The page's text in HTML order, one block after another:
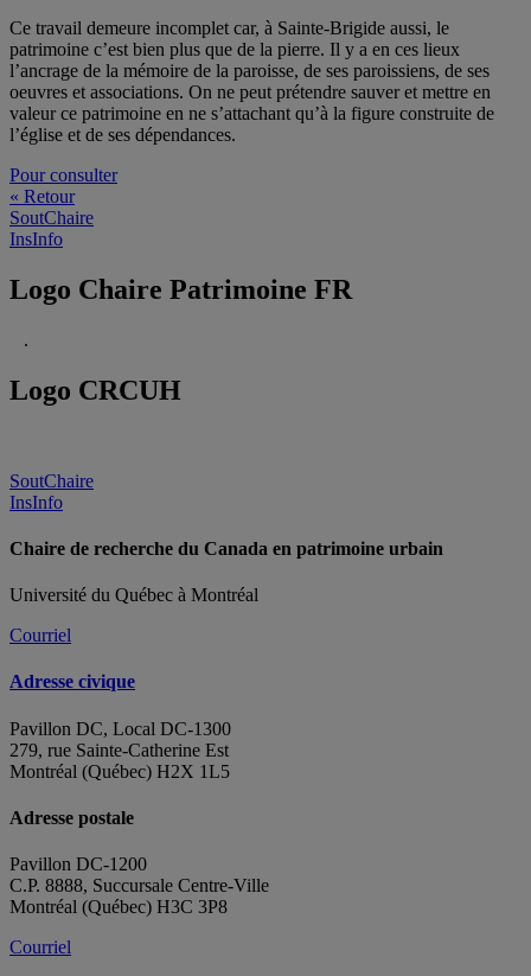
Ce travail demeure incomplet car, à Sainte-Brigide aussi, le
patrimoine c’est bien plus que de la pierre. Il y a en ces lieux
l’ancrage de la mémoire de la paroisse, de ses paroissiens, de ses
oeuvres et associations. On ne peut prétendre sauver et mettre en
valeur ce patrimoine en ne s’attachant qu’à la figure construite de
l’église et de ses dépendances.
Pour consulter
« Retour
SoutChaire
InsInfo
Logo Chaire Patrimoine FR
.
Logo CRCUH
SoutChaire
InsInfo
Chaire de recherche du Canada en patrimoine urbain
Université du Québec à Montréal
Courriel
Adresse civique
Pavillon DC, Local DC-1300
279, rue Sainte-Catherine Est
Montréal (Québec) H2X 1L5
Adresse postale
Pavillon DC-1200
C.P. 8888, Succursale Centre-Ville
Montréal (Québec) H3C 3P8
Courriel